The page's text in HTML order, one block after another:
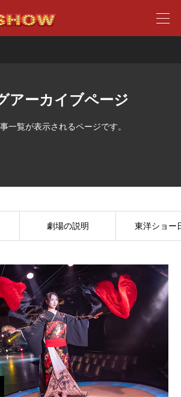
アーカイブページ
一覧が表示されるページです。
劇場の説明 東洋ショー